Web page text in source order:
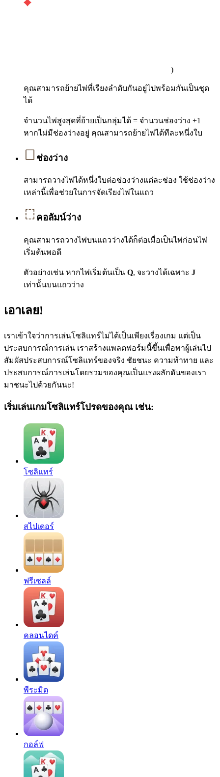
)
คุณสามารถย้ายไพ่ที่เรียงลำดับกันอยู่ไปพร้อมกันเป็นชุด
ได้
จำนวนไพ่สูงสุดที่ย้ายเป็นกลุ่มได้ = จำนวนช่องว่าง +1
หากไม่มีช่องว่างอยู่ คุณสามารถย้ายไพ่ได้ทีละหนึ่งใบ
ช่องว่าง
สามารถวางไพ่ได้หนึ่งใบต่อช่องว่างแต่ละช่อง ใช้ช่องว่าง
เหล่านี้เพื่อช่วยในการจัดเรียงไพ่ในแถว
คอลัมน์ว่าง
คุณสามารถวางไพ่บนแถวว่างได้ก็ต่อเมื่อเป็นไพ่ก่อนไพ่
เริ่มต้นพอดี
ตัวอย่างเช่น หากไพ่เริ่มต้นเป็น Q, จะวางได้เฉพาะ J
เท่านั้นบนแถวว่าง
เอาเลย!
เราเข้าใจว่าการเล่นโซลิแทร์ไม่ได้เป็นเพียงเรื่องเกม แต่เป็น
ประสบการณ์การเล่น เราสร้างแพลตฟอร์มนี้ขึ้นเพื่อพาผู้เล่นไป
สัมผัสประสบการณ์โซลิแทร์ของจริง ชัยชนะ ความท้าทาย และ
ประสบการณ์การเล่นโดยรวมของคุณเป็นแรงผลักดันของเรา
มาชนะไปด้วยกันนะ!
เริ่มเล่นเกมโซลิแทร์โปรดของคุณ เช่น:
โซลิแทร์
สไปเดอร์
ฟรีเซลล์
คลอนไดค์
พีระมิด
กอล์ฟ